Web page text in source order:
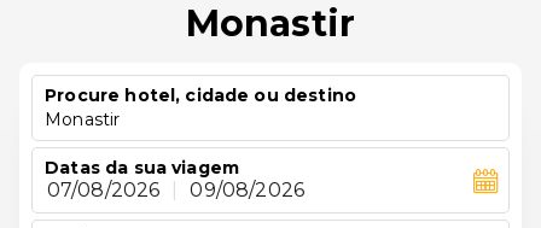
Monastir
Procure hotel, cidade ou destino
Monastir
Datas da sua viagem
07/08/2026 09/08/2026